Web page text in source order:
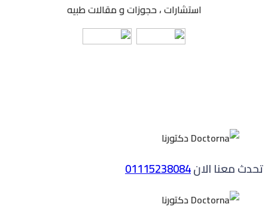
استشارات ، حجوزات و مقالات طبيه
تحدث معنا الان01115238084